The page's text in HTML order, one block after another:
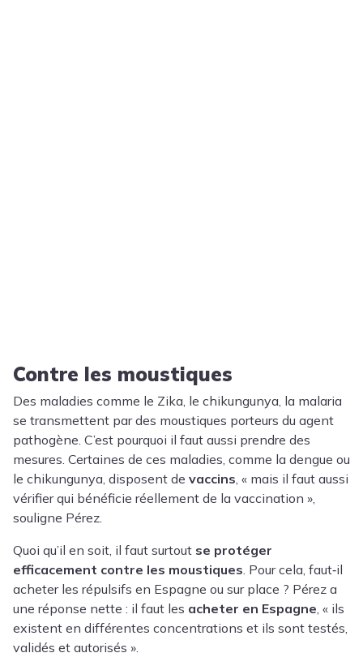
Contre les moustiques
Des maladies comme le Zika , le chikungunya , la malaria
se transmettent par des moustiques porteurs du agent
pathogène. C’est pourquoi il faut aussi prendre des
mesures. Certaines de ces maladies, comme la dengue ou
le chikungunya, disposent de vaccins , « mais il faut aussi
vérifier qui bénéficie réellement de la vaccination »,
souligne Pérez.
Quoi qu’il en soit, il faut surtout se protéger
efficacement contre les moustiques . Pour cela, faut‑il
acheter les répulsifs en Espagne ou sur place ? Pérez a
une réponse nette : il faut les acheter en Espagne , « ils
existent en différentes concentrations et ils sont testés,
validés et autorisés ».